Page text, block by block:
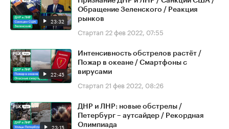
23:32
Обращение Зеленского / Реакция
рынков
Стартап 22 фев 2022, 07:55
22:45
Интенсивность обстрелов растёт /
Пожар в океане / Смартфоны с
вирусами
Стартап 21 фев 2022, 08:26
23:15
ДНР и ЛНР: новые обстрелы /
Петербург – аутсайдер / Рекордная
Олимпиада